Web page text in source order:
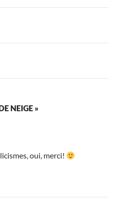
NEIGE »
oui, merci!